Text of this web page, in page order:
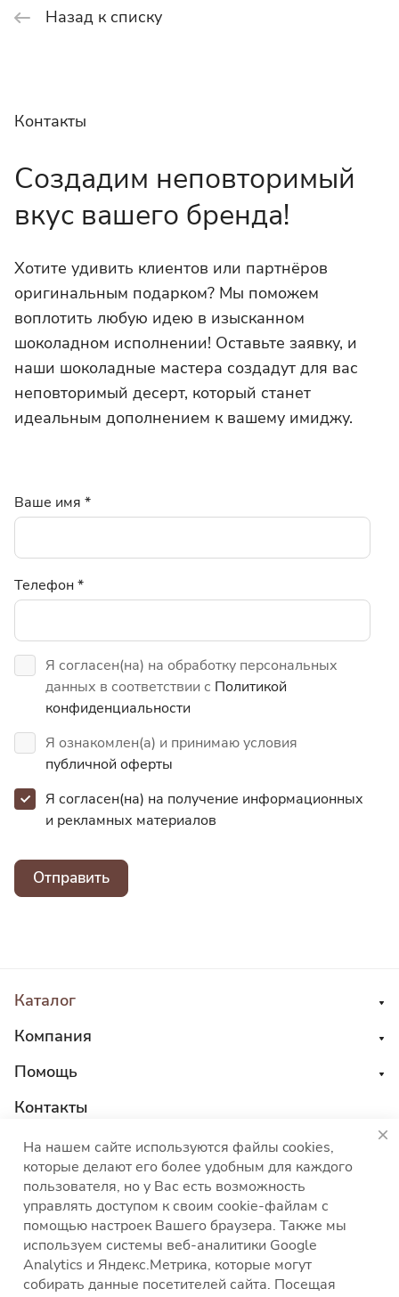
Назад к списку
Контакты
Создадим неповторимый
вкус вашего бренда!
Хотите удивить клиентов или партнёров
оригинальным подарком? Мы поможем
воплотить любую идею в изысканном
шоколадном исполнении! Оставьте заявку, и
наши шоколадные мастера создадут для вас
неповторимый десерт, который станет
идеальным дополнением к вашему имиджу.
Ваше имя *
Телефон*
Я согласен(на) на обработку персональных
данных в соответствии с Политикой
конфиденциальности
Я ознакомлен(а) и принимаю условия
публичной оферты
Я согласен(на) на получение информационных
и рекламных материалов
Отправить
Каталог
Компания
Помощь
Контакты
8 800 555 45 04
sales@choco-corp.com
Политика конфиденциальности Политика
На нашем сайте используются файлы cookies,
которые делают его более удобным для каждого
пользователя, но у Вас есть возможность
управлять доступом к своим cookie-файлам с
помощью настроек Вашего браузера. Также мы
используем системы веб-аналитики Google
Analytics и Яндекс.Метрика, которые могут
собирать данные посетителей сайта. Посещая